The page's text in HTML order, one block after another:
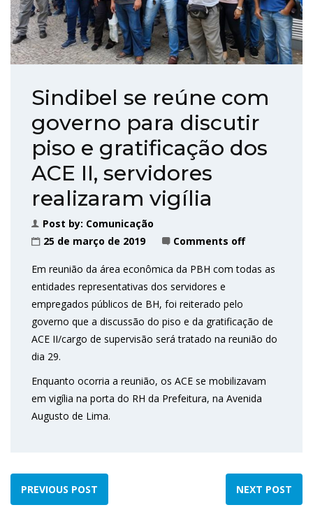
Sindibel se reúne com
governo para discutir
piso e gratificação dos
ACE II, servidores
realizaram vigília
Post by: Comunicação
25 de março de 2019
Comments off
Em reunião da área econômica da PBH com todas as
entidades representativas dos servidores e
empregados públicos de BH, foi reiterado pelo
governo que a discussão do piso e da gratificação de
ACE II/cargo de supervisão será tratado na reunião do
dia 29.
Enquanto ocorria a reunião, os ACE se mobilizavam
em vigília na porta do RH da Prefeitura, na Avenida
Augusto de Lima.
PREVIOUS POST NEXT POST